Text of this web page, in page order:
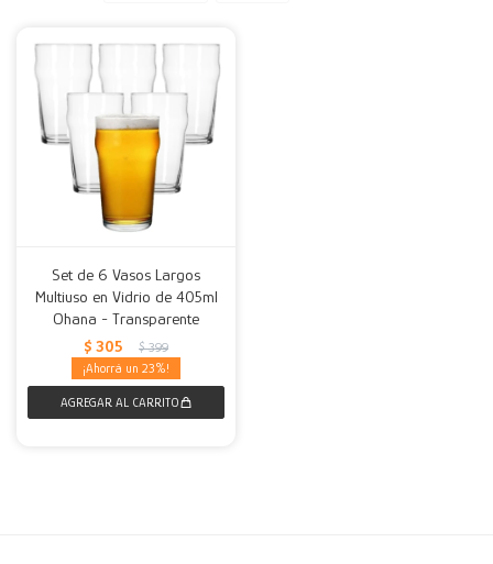
Set de 6 Vasos Largos
Multiuso en Vidrio de 405ml
Ohana - Transparente
$ 305 $ 399
23
Mesas
Calefactores
Acolchados y Frazadas
Fundas
Decoración
Accesorios para el hogar
Herramientas
Accesorios
Muebles Infantiles